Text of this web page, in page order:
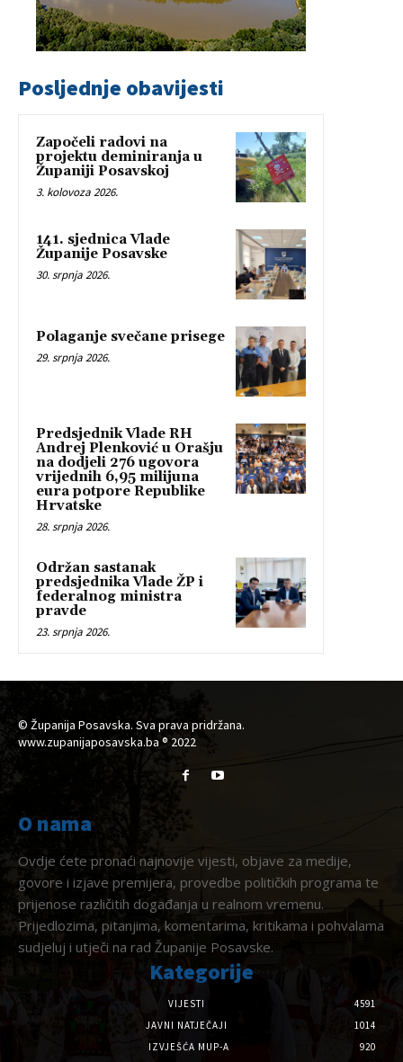
Posljednje obavijesti
Započeli radovi na
projektu deminiranja u
Županiji Posavskoj
3. kolovoza 2026.
141. sjednica Vlade
Županije Posavske
30. srpnja 2026.
Polaganje svečane prisege
29. srpnja 2026.
Predsjednik Vlade RH
Andrej Plenković u Orašju
na dodjeli 276 ugovora
vrijednih 6,95 milijuna
eura potpore Republike
Hrvatske
28. srpnja 2026.
Održan sastanak
predsjednika Vlade ŽP i
federalnog ministra
pravde
23. srpnja 2026.
© Županija Posavska. Sva prava pridržana.
www.zupanijaposavska.ba ® 2022
O nama
Ovdje ćete pronaći najnovije vijesti, objave za medije,
govore i izjave premijera, provedbe političkih programa te
prijenose različitih događanja u realnom vremenu.
Prijedlozima, pitanjima, komentarima, kritikama i pohvalama
sudjeluj i utječi na rad Županije Posavske.
Kategorije
VIJESTI
4591
JAVNI NATJEČAJI
1014
IZVJEŠĆA MUP-A
920